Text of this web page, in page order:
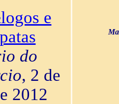
e
do
, 2 de
2012